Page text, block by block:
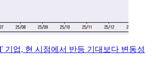
기업, 현 시점에서 반등 기대보다 변동성